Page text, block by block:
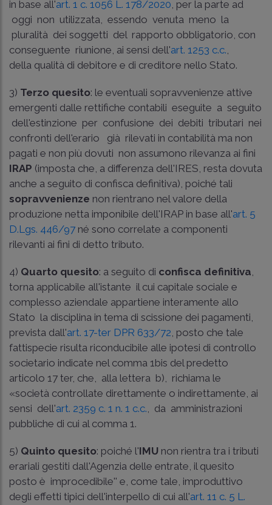
in base all'art. 1 c. 1056 L. 178/2020, per la parte ad
oggi non utilizzata, essendo venuta meno la
pluralità dei soggetti del rapporto obbligatorio, con
conseguente riunione, ai sensi dell'art. 1253 c.c.,
della qualità di debitore e di creditore nello Stato.
3) Terzo quesito: le eventuali sopravvenienze attive
emergenti dalle rettifiche contabili eseguite a seguito
dell'estinzione per confusione dei debiti tributari nei
confronti dell'erario ­ già rilevati in contabilità ma non
pagati e non più dovuti ­ non assumono rilevanza ai fini
IRAP (imposta che, a differenza dell'IRES, resta dovuta
anche a seguito di confisca definitiva), poiché tali
sopravvenienze non rientrano nel valore della
produzione netta imponibile dell'IRAP in base all'art. 5
D.Lgs. 446/97 né sono correlate a componenti
rilevanti ai fini di detto tributo.
4) Quarto quesito: a seguito di confisca definitiva,
torna applicabile all'istante ­ il cui capitale sociale e
complesso aziendale appartiene interamente allo
Stato ­ la disciplina in tema di scissione dei pagamenti,
prevista dall'art. 17­-ter DPR 633/72, posto che tale
fattispecie risulta riconducibile alle ipotesi di controllo
societario indicate nel comma 1­bis del predetto
articolo 17 ­ter, che, alla lettera b), richiama le
«società controllate direttamente o indirettamente, ai
sensi dell'art. 2359 c. 1 n. 1 c.c., da amministrazioni
pubbliche di cui al comma 1.
5) Quinto quesito: poiché l'IMU non rientra tra i tributi
erariali gestiti dall'Agenzia delle entrate, il quesito
posto è improcedibile'' e, come tale, improduttivo
degli effetti tipici dell'interpello di cui all'art. 11 c. 5 L.